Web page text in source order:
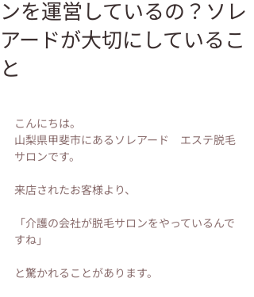
ンを運営しているの？ソレ
アードが大切にしているこ
と
こんにちは。
山梨県甲斐市にあるソレアード　エステ脱毛
サロンです。
来店されたお客様より、
「介護の会社が脱毛サロンをやっているんで
すね」
と驚かれることがあります。